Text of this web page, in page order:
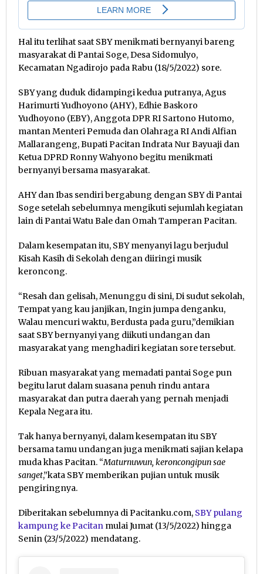
Hal itu terlihat saat SBY menikmati bernyanyi bareng
masyarakat di Pantai Soge, Desa Sidomulyo,
Kecamatan Ngadirojo pada Rabu (18/5/2022) sore.
SBY yang duduk didampingi kedua putranya, Agus
Harimurti Yudhoyono (AHY), Edhie Baskoro
Yudhoyono (EBY), Anggota DPR RI Sartono Hutomo,
mantan Menteri Pemuda dan Olahraga RI Andi Alfian
Mallarangeng, Bupati Pacitan Indrata Nur Bayuaji dan
Ketua DPRD Ronny Wahyono begitu menikmati
bernyanyi bersama masyarakat.
AHY dan Ibas sendiri bergabung dengan SBY di Pantai
Soge setelah sebelumnya mengikuti sejumlah kegiatan
lain di Pantai Watu Bale dan Omah Tamperan Pacitan.
Dalam kesempatan itu, SBY menyanyi lagu berjudul
Kisah Kasih di Sekolah dengan diiringi musik
keroncong.
“Resah dan gelisah, Menunggu di sini, Di sudut sekolah,
Tempat yang kau janjikan, Ingin jumpa denganku,
Walau mencuri waktu, Berdusta pada guru,”demikian
saat SBY bernyanyi yang diikuti undangan dan
masyarakat yang menghadiri kegiatan sore tersebut.
Ribuan masyarakat yang memadati pantai Soge pun
begitu larut dalam suasana penuh rindu antara
masyarakat dan putra daerah yang pernah menjadi
Kepala Negara itu.
Tak hanya bernyanyi, dalam kesempatan itu SBY
bersama tamu undangan juga menikmati sajian kelapa
muda khas Pacitan. “Maturnuwun, keroncongipun sae
sanget,”kata SBY memberikan pujian untuk musik
pengiringnya.
Diberitakan sebelumnya di Pacitanku.com, SBY pulang
kampung ke Pacitan mulai Jumat (13/5/2022) hingga
Senin (23/5/2022) mendatang.